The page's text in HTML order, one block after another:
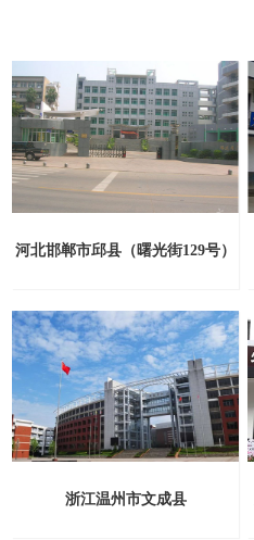
河北邯郸市邱县（曙光街129号）
浙江温州市文成县